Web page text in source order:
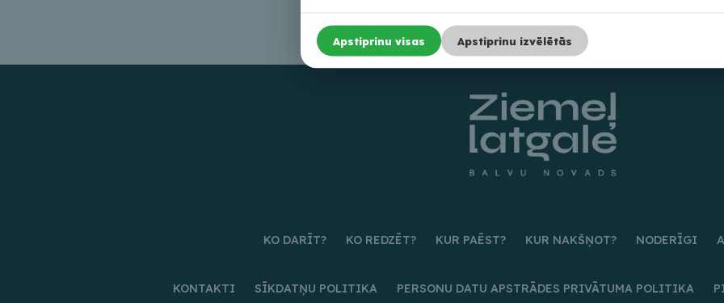
KO DARĪT? KO REDZĒT? KUR PAĒST? KUR NAKŠŅOT? NODERĪGI
KONTAKTI SĪKDATŅU POLITIKA PERSONU DATU APSTRĀDES PRIVĀTUMA POLITIKA
Apstiprinu visas Apstiprinu izvēlētās